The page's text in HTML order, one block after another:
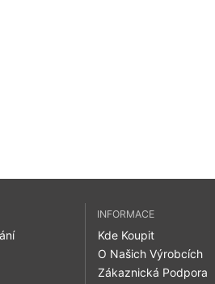
INFORMACE
Kde Koupit
O Našich Výrobcích
Zákaznická Podpora